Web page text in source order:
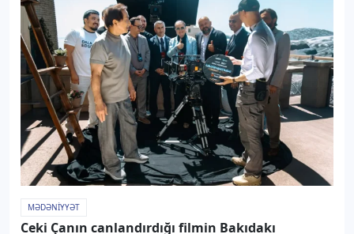
MƏDƏNIYYƏT
Ceki Çanın canlandırdığı filmin Bakıdakı